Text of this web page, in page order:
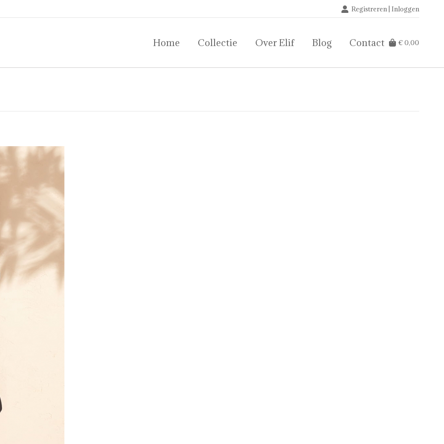
Registreren | Inloggen
Home Collectie Over Elif Blog Contact €0,00
Home Collectie Over Elif Blog Contact €0,00